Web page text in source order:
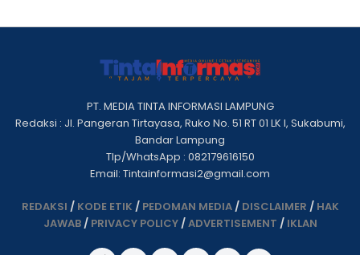
PT. MEDIA TINTA INFORMASI LAMPUNG
Redaksi : Jl. Pangeran Tirtayasa, Ruko No. 51 RT 01 LK I, Sukabumi,
Bandar Lampung
Tlp/WhatsApp : 082179616150
Email: Tintainformasi2@gmail.com
REDAKSI / KODE ETIK / PEDOMAN MEDIA/ DISCLAIMER / HAK
JAWAB/ PRIVACY POLICY/ADVERTISEMENT / IKLAN